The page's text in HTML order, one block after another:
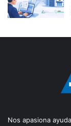
Nos apasiona